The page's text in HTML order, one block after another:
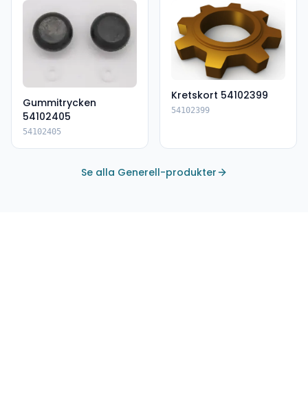
Gummitrycken
54102405
54102405
Kretskort 54102399
54102399
Se alla Generell-produkter